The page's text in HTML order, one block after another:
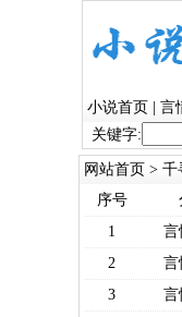
小说首页 言
关键字:
网站首页 > 千
序号
1
言
2
言
3
言